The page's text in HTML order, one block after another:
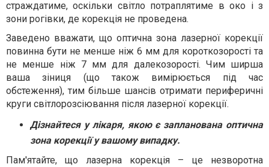
страждатиме, оскільки світло потраплятиме в око і з
зони рогівки, де корекція не проведена.
Заведено вважати, що оптична зона лазерної корекції
повинна бути не менше ніж 6 мм для короткозорості та
не менше ніж 7 мм для далекозорості. Чим ширша
ваша зіниця (що також вимірюється під час
обстеження), тим більше шансів отримати периферичні
круги світлорозсіювання після лазерної корекції.
Дізнайтеся у лікаря, якою є запланована оптична
зона корекції у вашому випадку.
Пам'ятайте, що лазерна корекція – це незворотна